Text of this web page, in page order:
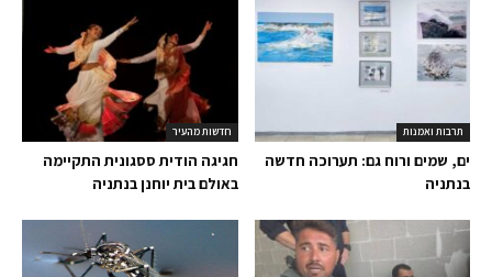
חדשות מהעיר
חגיגה הודית ססגונית התקיימה
באולם בית יוחנן בנתניה
תרבות ואמנות
ים, שמים ורוח גם: תערוכה חדשה
בנתניה